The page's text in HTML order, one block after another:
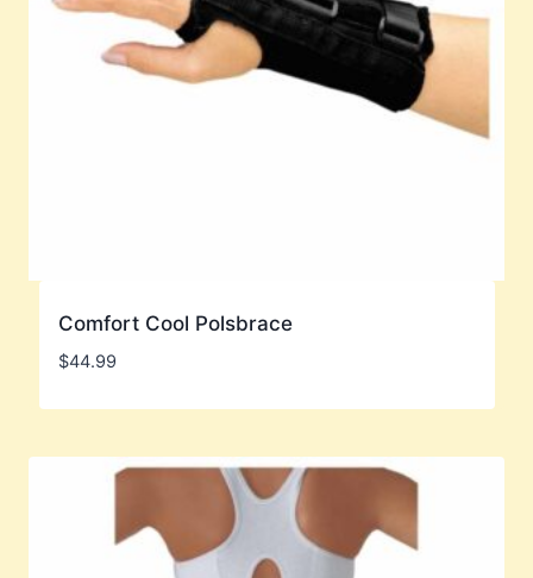
Comfort Cool Polsbrace
$44.99